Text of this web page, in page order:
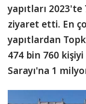
yapıtları
ziyaret etti. En
yapıtlardan
474 bin 760
Sarayı'na 1